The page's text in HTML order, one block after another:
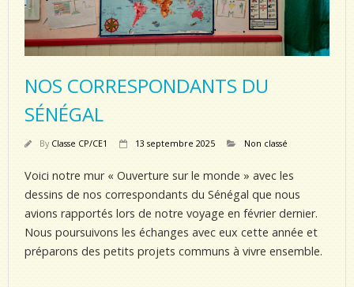
NOS CORRESPONDANTS DU
SÉNÉGAL
By Classe CP/CE1 13 septembre 2025 Non classé
Voici notre mur « Ouverture sur le monde » avec les
dessins de nos correspondants du Sénégal que nous
avions rapportés lors de notre voyage en février dernier.
Nous poursuivons les échanges avec eux cette année et
préparons des petits projets communs à vivre ensemble.